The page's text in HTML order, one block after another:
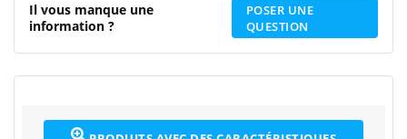
Il vous manque une
information ?
POSER UNE
QUESTION